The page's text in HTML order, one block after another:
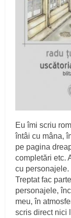
Eu îmi scriu
întâi cu mâna,
pe pagina
completări etc.
cu personajele.
Treptat fac
personajele,
meu, în
scris direct nici